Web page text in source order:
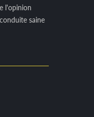
l'opinion
saine